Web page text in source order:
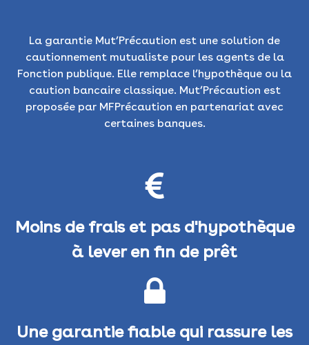
La garantie Mut’Précaution est une solution de
cautionnement mutualiste pour les agents de la
Fonction publique. Elle remplace l’hypothèque ou la
caution bancaire classique. Mut’Précaution est
proposée par MFPrécaution en partenariat avec
certaines banques.
Moins de frais et pas d'hypothèque
à lever en fin de prêt
Une garantie fiable qui rassure les